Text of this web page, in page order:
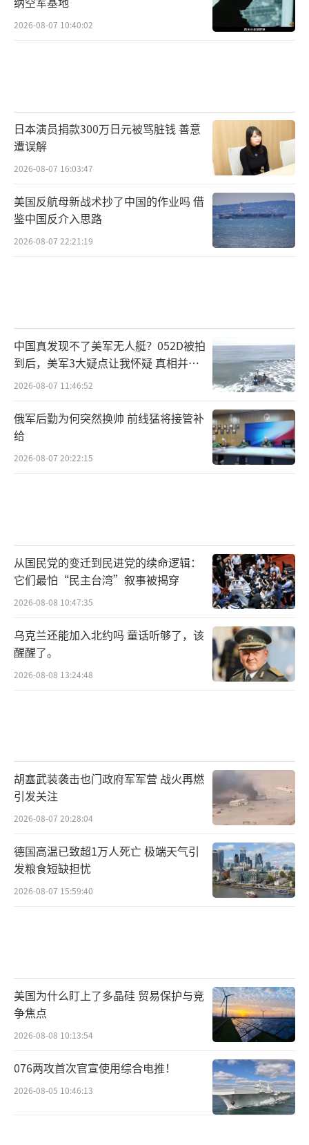
2026-08-07 10:40:02
日本演员捐款300万日元被骂脏钱 善意
遭误解
2026-08-07 16:03:47
美国反航母新战术抄了中国的作业吗 借
鉴中国反介入思路
2026-08-07 22:21:19
中国真发现不了美军无人艇？052D被拍
到后，美军3大疑点让我怀疑 真相并非
如此
2026-08-07 11:46:52
俄军后勤为何突然换帅 前线猛将接管补
给
2026-08-07 20:22:15
从国民党的变迁到民进党的续命逻辑：
它们最怕“民主台湾”叙事被揭穿
2026-08-08 10:47:35
乌克兰还能加入北约吗 童话听够了，该
醒醒了。
2026-08-08 13:24:48
胡塞武装袭击也门政府军军营 战火再燃
引发关注
2026-08-07 20:28:04
德国高温已致超1万人死亡 极端天气引
发粮食短缺担忧
2026-08-07 15:59:40
美国为什么盯上了多晶硅 贸易保护与竞
争焦点
2026-08-08 10:13:54
076两攻首次官宣使用综合电推！
2026-08-05 10:46:13